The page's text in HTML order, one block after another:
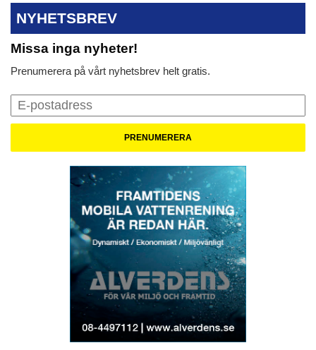
NYHETSBREV
Missa inga nyheter!
Prenumerera på vårt nyhetsbrev helt gratis.